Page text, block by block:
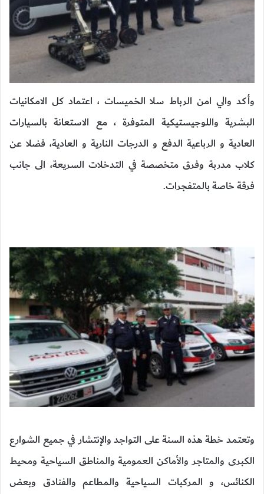
وأكد والي امن الرباط سلا الخميسات ، اعتماد كل الامكانيات
البشرية واللوجيستيكية المتوفرة ، مع الاستعانة بالسيارات
العادية و الرباعية الدفع و الدرجات النارية و العادية، فضلا عن
كلاب مدربة وفرق متخصصة في التدخلات السريعة، الى جانب
فرقة خاصة بالمتفجرات.
وتعتمد خطة هذه السنة على التواجد والإنتشار في جميع الشوارع
الكبرى والمتاجر والأماكن العمومية والمناطق السياحية ومحيط
الكنائس، و المركبات السياحية والمطاعم والفنادق وبعض